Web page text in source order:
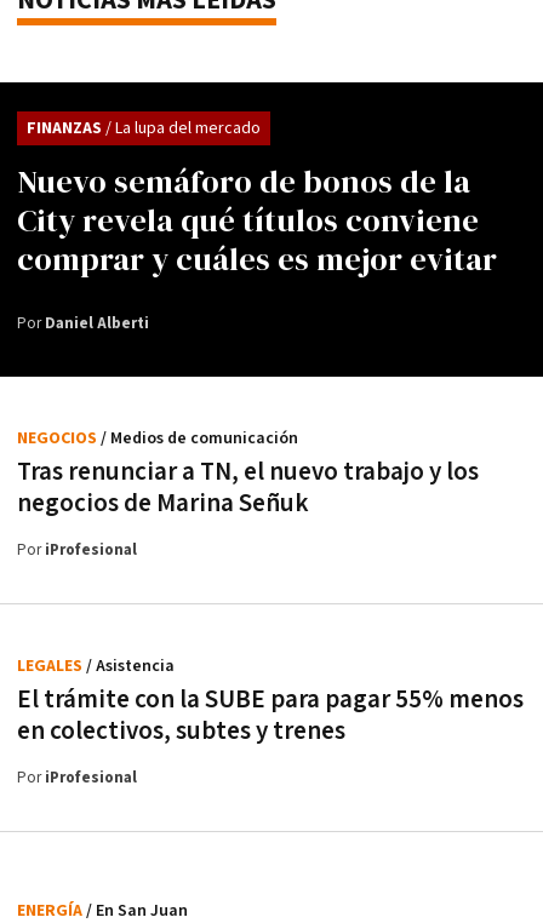
Nuevo semáforo de bonos de la
City revela qué títulos conviene
comprar y cuáles es mejor evitar
FINANZAS / La lupa del mercado
PorDaniel Alberti
Tras renunciar a TN, el nuevo trabajo y los
negocios de Marina Señuk
NEGOCIOS / Medios de comunicación
PoriProfesional
El trámite con la SUBE para pagar 55% menos
en colectivos, subtes y trenes
LEGALES / Asistencia
PoriProfesional
ENERGÍA/ En San Juan